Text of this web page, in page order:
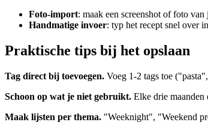
Foto-import: maak een screenshot of foto
Handmatige invoer: typ het recept snel over
Praktische tips bij het opslaan
Tag direct bij toevoegen. Voeg 1-2 tags toe
Schoon op wat je niet gebruikt. Elke drie
Maak lijsten per thema. "Weeknight", "Weekend